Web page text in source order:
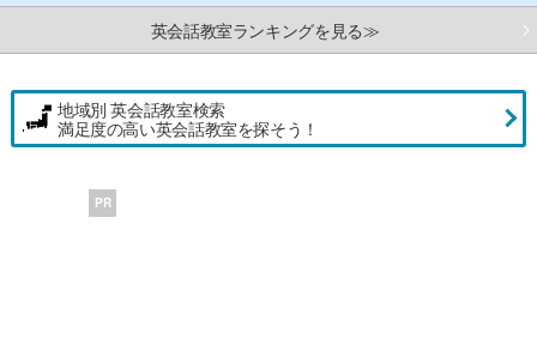
英会話教室ランキングを見る≫
地域別 英会話教室検索
満足度の高い英会話教室を探そう！
PR